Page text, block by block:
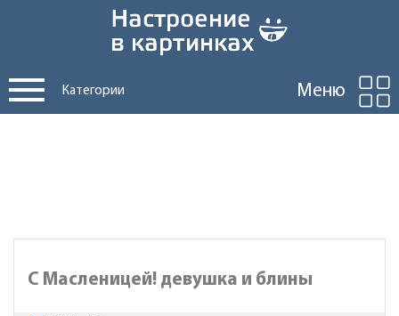
Категории Меню
С Масленицей! девушка и блины